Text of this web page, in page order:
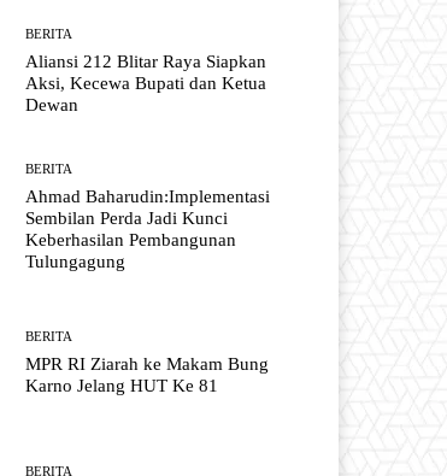
BERITA
Aliansi 212 Blitar Raya Siapkan
Aksi, Kecewa Bupati dan Ketua
Dewan
BERITA
Ahmad Baharudin:Implementasi
Sembilan Perda Jadi Kunci
Keberhasilan Pembangunan
Tulungagung
BERITA
MPR RI Ziarah ke Makam Bung
Karno Jelang HUT Ke 81
BERITA